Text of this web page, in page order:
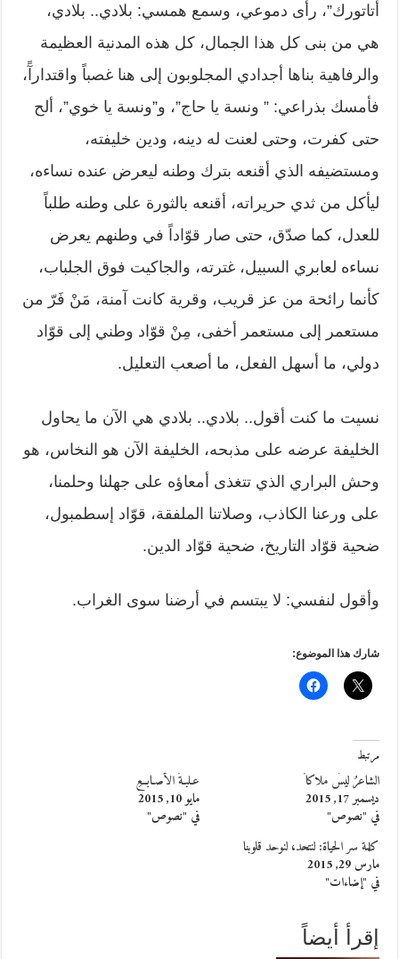
أتاتورك”، رأى دموعي، وسمع همسي: بلادي.. بلادي،
هي من بنى كل هذا الجمال، كل هذه المدنية العظيمة
والرفاهية بناها أجدادي المجلوبون إلى هنا غصباً واقتدارآً،
فأمسك بذراعي: ” ونسة يا حاج”، و”ونسة يا خوي”، ألح
حتى كفرت، وحتى لعنت له دينه، ودين خليفته،
ومستضيفه الذي أقنعه بترك وطنه ليعرض عنده نساءه،
ليأكل من ثدي حريراته، أقنعه بالثورة على وطنه طلباً
للعدل، كما صدّق، حتى صار قوّاداً في وطنهم يعرض
نساءه لعابري السبيل، غترته، والجاكيت فوق الجلباب،
كأنما رائحة من عز قريب، وقرية كانت آمنة، مَنْ فَرّ من
مستعمر إلى مستعمر أخفى، مِنْ قوّاد وطني إلى قوّاد
دولي، ما أسهل الفعل، ما أصعب التعليل.
نسيت ما كنت أقول.. بلادي.. بلادي هي الآن ما يحاول
الخليفة عرضه على مذبحه، الخليفة الآن هو النخاس، هو
وحش البراري الذي تتغذى أمعاؤه على جهلنا وحلمنا،
على ورعنا الكاذب، وصلاتنا الملفقة، قوّاد إسطمبول،
ضحية قوّاد التاريخ، ضحية قوّاد الدين.
وأقول لنفسي: لا يبتسم في أرضنا سوى الغراب.
شارك هذا الموضوع:
مرتبط
الشاعرُ ليسَ ملاكاً
ديسمبر 17, 2015
في "نصوص"
عـلبـةُ الأصـابــعِ
مايو 10, 2015
في "نصوص"
كلمة سر الحياة: لنتحد، لنوحد قلوبنا
مارس 29, 2015
في "إضاءات"
إقرأ أيضاً